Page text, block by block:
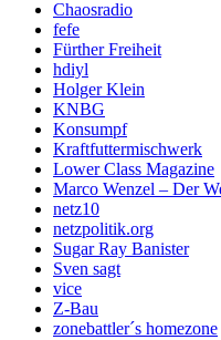
Chaosradio
fefe
Fürther Freiheit
hdiyl
Holger Klein
KNBG
Konsumpf
Kraftfuttermischwerk
Lower Class Magazine
Marco Wenzel – Der
netz10
netzpolitik.org
Sugar Ray Banister
Sven sagt
vice
Z-Bau
zonebattler´s homezone